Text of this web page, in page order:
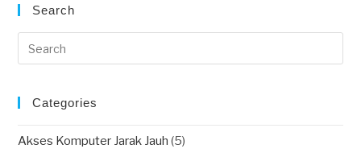
Search
Categories
Akses Komputer Jarak Jauh (5)